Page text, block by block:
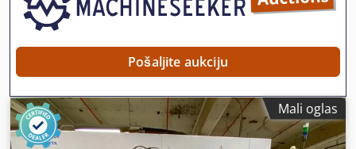
Pošaljite aukciju
Mali oglas